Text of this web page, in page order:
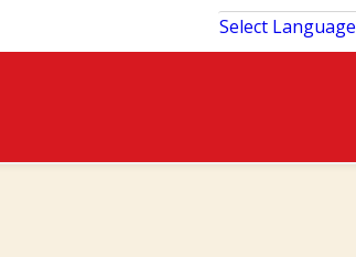
Select Language